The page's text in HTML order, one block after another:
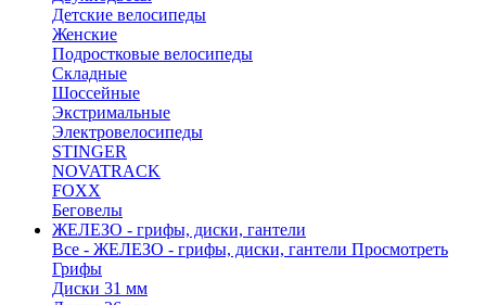
Детские велосипеды
Женские
Подростковые велосипеды
Складные
Шоссейные
Экстримальные
Электровелосипеды
STINGER
NOVATRACK
FOXX
Беговелы
ЖЕЛЕЗО - грифы, диски, гантели
Все - ЖЕЛЕЗО - грифы, диски, гантели Просмотреть
Грифы
Диски 31 мм